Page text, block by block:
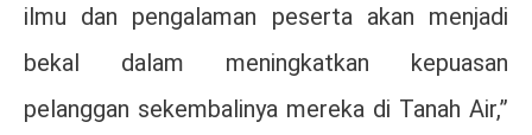
ilmu dan pengalaman peserta akan menjadi
bekal dalam meningkatkan kepuasan
pelanggan sekembalinya mereka di Tanah Air,”